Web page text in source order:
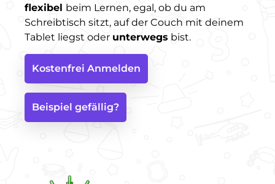
flexibel beim Lernen, egal, ob du am
Schreibtisch sitzt, auf der Couch mit deinem
Tablet liegst oder unterwegs bist.
Kostenfrei Anmelden
Beispiel gefällig?